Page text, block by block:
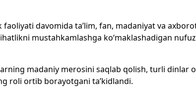
davomida ta’lim, fan, madaniyat va
mustahkamlashga ko‘maklashadigan
madaniy merosini saqlab qolish, turli dinlar
roli ortib borayotgani ta’kidlandi.